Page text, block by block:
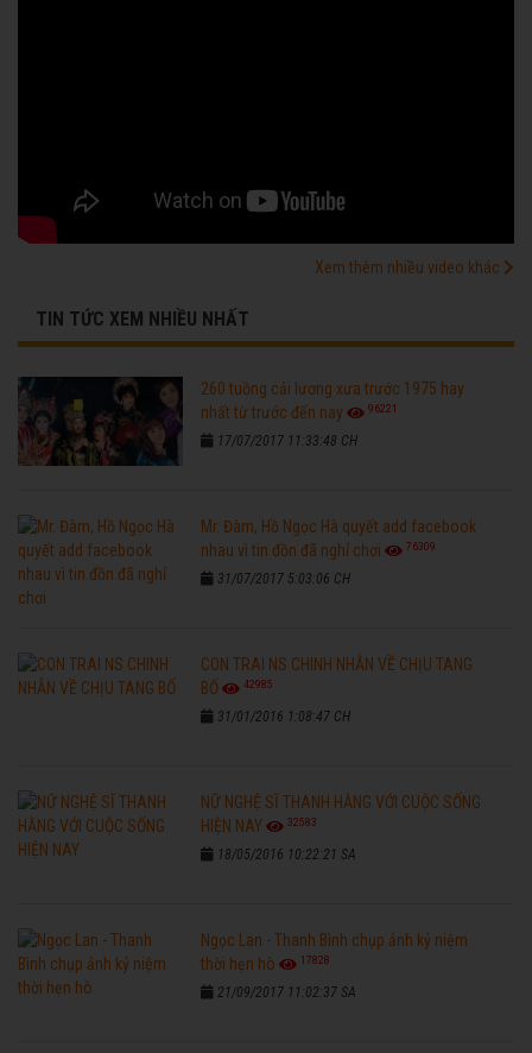
Xem thêm nhiều video khác
TIN TỨC XEM NHIỀU NHẤT
260 tuồng cải lương xưa trước 1975 hay
nhất từ trước đến nay
96221
17/07/2017 11:33:48 CH
Mr. Đàm, Hồ Ngọc Hà quyết add facebook
nhau vì tin đồn đã nghỉ chơi
76309
31/07/2017 5:03:06 CH
CON TRAI NS CHINH NHẪN VỀ CHỊU TANG
BỐ
42985
31/01/2016 1:08:47 CH
NỮ NGHỆ SĨ THANH HẰNG VỚI CUỘC SỐNG
HIỆN NAY
32583
18/05/2016 10:22:21 SA
Ngọc Lan - Thanh Bình chụp ảnh kỷ niệm
thời hẹn hò
17828
21/09/2017 11:02:37 SA